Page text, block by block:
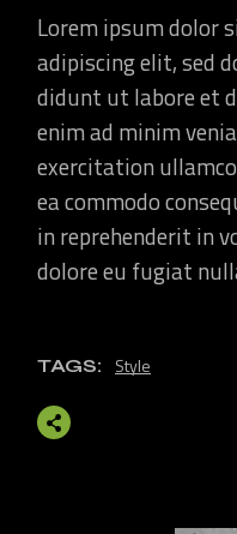
Lorem ipsum dolor
adipiscing elit, sed
didunt ut labore et
enim ad minim
exercitation
ea commodo
in reprehenderit in
dolore eu fugiat
TAGS: Style